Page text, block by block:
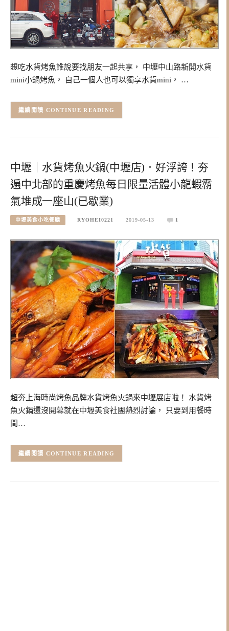
想吃水貨烤魚誰說要找朋友一起共享， 中壢中山路新開水貨
mini小鍋烤魚， 自己一個人也可以獨享水貨mini， …
CONTINUE READING
中壢｜水貨烤魚火鍋(中壢店)．好浮誇！夯
遍中北部的重慶烤魚每日限量活體小龍蝦霸
氣堆成一座山(已歇業)
中壢美食小吃餐廳 RYOHEI0221 2019-05-13 1
超夯上海時尚烤魚品牌水貨烤魚火鍋來中壢展店啦！ 水貨烤
魚火鍋還沒開幕就在中壢美食社團熱烈討論， 只要到用餐時
間…
CONTINUE READING